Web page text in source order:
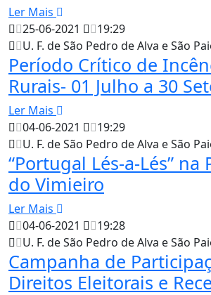
Ler Mais
25-06-2021
19:29
U. F. de São Pedro de Alva e São
Período Crítico de
Rurais- 01 Julho a 30
Ler Mais
04-06-2021
19:29
U. F. de São Pedro de Alva e São
“Portugal Lés-a-Lés” na
do Vimieiro
Ler Mais
04-06-2021
19:28
U. F. de São Pedro de Alva e São
Campanha de
Direitos Eleitorais e